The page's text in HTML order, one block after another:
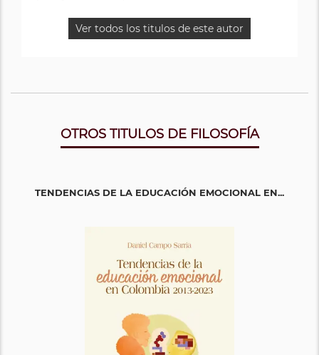
Ver todos los titulos de este autor
OTROS TITULOS DE FILOSOFÍA
TENDENCIAS DE LA EDUCACIÓN EMOCIONAL EN...